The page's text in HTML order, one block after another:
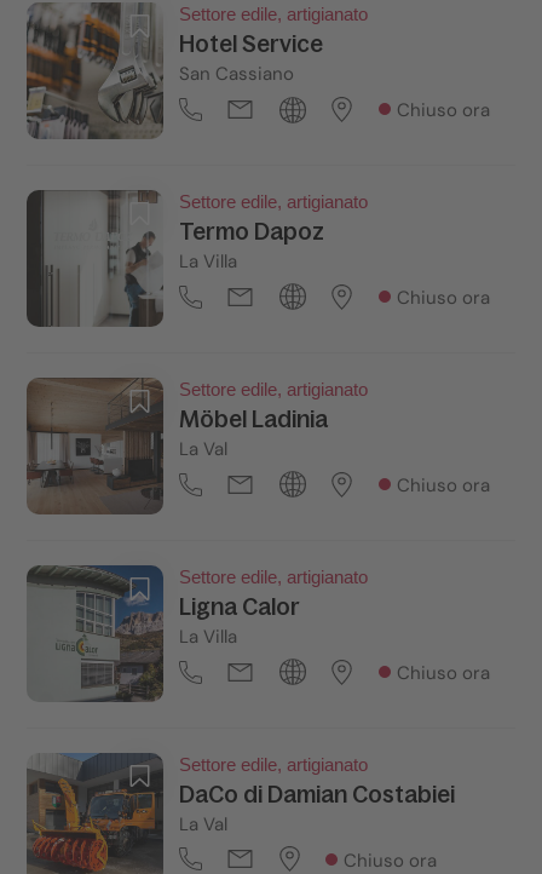
Settore edile, artigianato
Hotel Service
San Cassiano
Chiuso ora
Settore edile, artigianato
Termo Dapoz
La Villa
Chiuso ora
Settore edile, artigianato
Möbel Ladinia
La Val
Chiuso ora
Settore edile, artigianato
Ligna Calor
La Villa
Chiuso ora
Settore edile, artigianato
DaCo di Damian Costabiei
La Val
Chiuso ora